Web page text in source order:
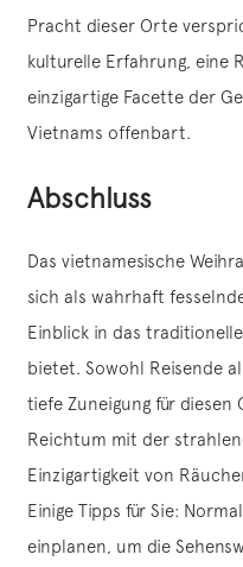
Pracht dieser Orte
kulturelle Erfahrung, eine
einzigartige Facette der
Vietnams offenbart.
Abschluss
Das vietnamesische
sich als wahrhaft
Einblick in das
bietet. Sowohl Reisende
tiefe Zuneigung für
Reichtum mit der
Einzigartigkeit von
Einige Tipps für Sie:
einplanen, um die